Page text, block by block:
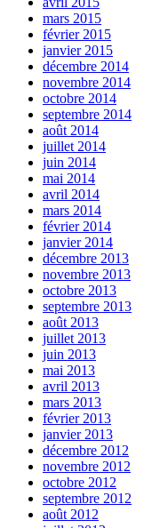
mars 2015
février 2015
janvier 2015
décembre 2014
novembre 2014
octobre 2014
septembre 2014
août 2014
juillet 2014
juin 2014
mai 2014
avril 2014
mars 2014
février 2014
janvier 2014
décembre 2013
novembre 2013
octobre 2013
septembre 2013
août 2013
juillet 2013
juin 2013
mai 2013
avril 2013
mars 2013
février 2013
janvier 2013
décembre 2012
novembre 2012
octobre 2012
septembre 2012
août 2012